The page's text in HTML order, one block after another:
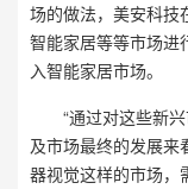
场的做法，美安科技
智能家居等等市场进
入智能家居市场。
“通过对这些新
及市场最终的发展来
器视觉这样的市场，